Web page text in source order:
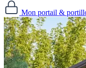
Mon portail &